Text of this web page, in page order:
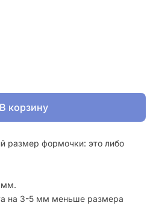
корзину
размер формочки: это либо
мм.
на 3-5 мм меньше размера